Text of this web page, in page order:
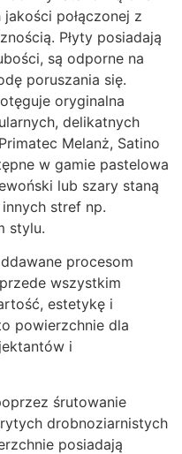
połączonej z
Płyty posiadają
są odporne na
poruszania się.
oryginalna
delikatnych
Melanż, Satino
w gamie pastelowa
lub szary staną
stref np.
stylu.
procesom
wszystkim
estetykę i
powierzchnie dla
i
śrutowanie
drobnoziarnistych
posiadają